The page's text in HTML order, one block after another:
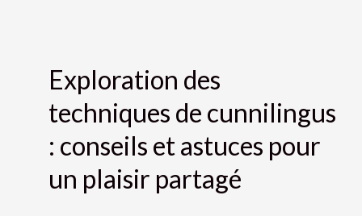
Exploration des
techniques de cunnilingus
: conseils et astuces pour
un plaisir partagé